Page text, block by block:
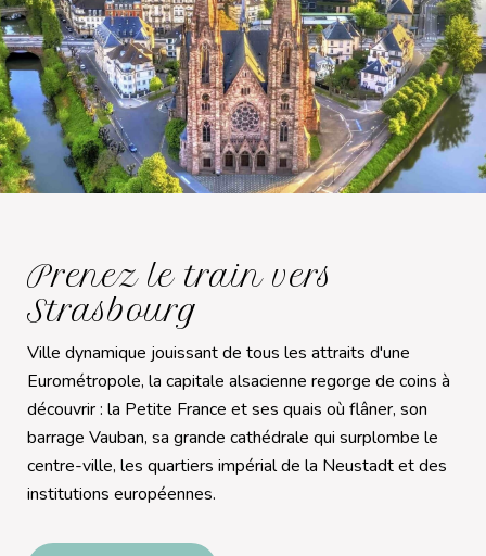
Prenez le train vers
Strasbourg
Ville dynamique jouissant de tous les attraits d'une
Eurométropole, la capitale alsacienne regorge de coins à
découvrir : la Petite France et ses quais où flâner, son
barrage Vauban, sa grande cathédrale qui surplombe le
centre-ville, les quartiers impérial de la Neustadt et des
institutions européennes.